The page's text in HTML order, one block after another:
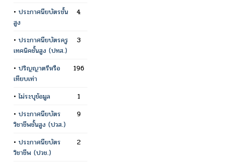
• ประกาศนียบัตรชั้น
สูง
4
• ประกาศนียบัตรครู
เทคนิคชั้นสูง (ปทส.)
3
• ปริญญาตรีหรือ
เทียบเท่า
196
•ไม่ระบุข้อมูล
1
• ประกาศนียบัตร
วิชาชีพชั้นสูง (ปวส.)
9
• ประกาศนียบัตร
วิชาชีพ (ปวช.)
2